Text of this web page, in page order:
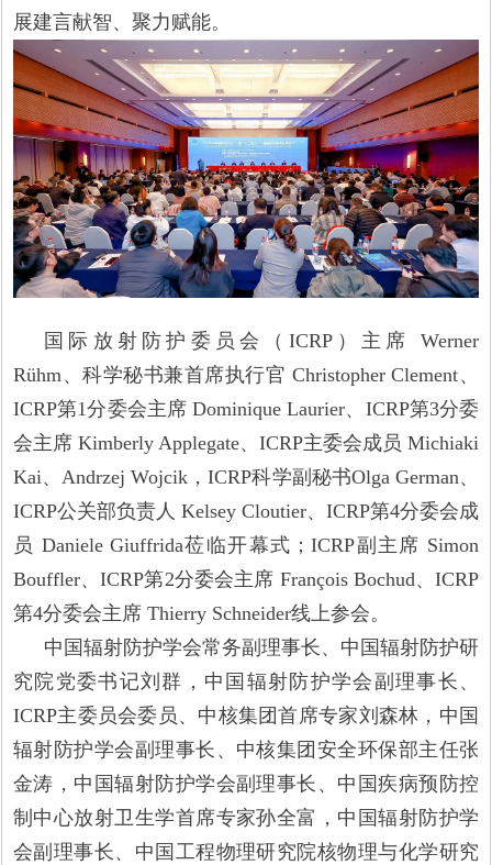
展建言献智、聚力赋能。
国际放射防护委员会（ICRP）主席 Werner
Rühm、科学秘书兼首席执行官 Christopher Clement、
ICRP第1分委会主席 Dominique Laurier、ICRP第3分委
会主席 Kimberly Applegate、ICRP主委会成员 Michiaki
Kai、Andrzej Wojcik，ICRP科学副秘书Olga German、
ICRP公关部负责人 Kelsey Cloutier、ICRP第4分委会成
员 Daniele Giuffrida莅临开幕式；ICRP副主席 Simon
Bouffler、ICRP第2分委会主席 François Bochud、ICRP
第4分委会主席 Thierry Schneider线上参会。
中国辐射防护学会常务副理事长、中国辐射防护研
究院党委书记刘群，中国辐射防护学会副理事长、
ICRP主委员会委员、中核集团首席专家刘森林，中国
辐射防护学会副理事长、中核集团安全环保部主任张
金涛，中国辐射防护学会副理事长、中国疾病预防控
制中心放射卫生学首席专家孙全富，中国辐射防护学
会副理事长、中国工程物理研究院核物理与化学研究